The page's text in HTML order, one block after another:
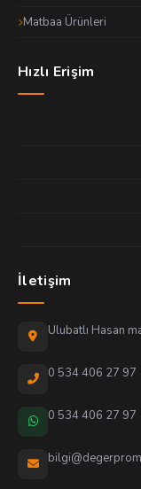
Matbaa Ürünleri
Hızlı Erişim
İletişim
Ulubatlı Hasan
0 534 406 27 97
0 534 406 27 97